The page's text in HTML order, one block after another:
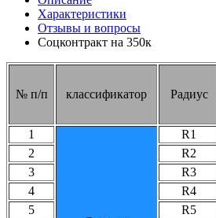
Характеристики
Отзывы и вопросы
Соцконтракт на 350к
№ п/п классификатор Радиус
1 R1
2
R2
3
R3
4
R4
5
R5